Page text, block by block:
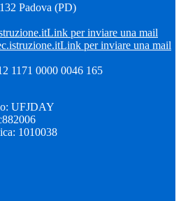
Padova (PD)
Link per inviare una mail
Link per inviare una mail
1171 0000 0046 165
UFJDAY
1010038